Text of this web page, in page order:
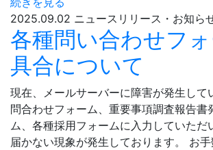
2025.09.02 ニュースリリース・お知ら
各種問い合わせフ
具合について
現在、メールサーバーに障害が発生して
問合わせフォーム、重要事項調査報告書
ム、各種採用フォームに入力していただ
届かない現象が発生しております。 お